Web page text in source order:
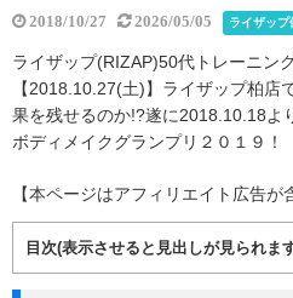
2018/10/27 2026/05/05 ライザップ
ライザップ(RIZAP)50代トレーニン
【2018.10.27(土)】ライザップ柏店
果を残せるのか!?遂に2018.10.18よ
ボディメイクグランプリ２０１９！
【本ページはアフィリエイト広告が
目次(表示させると見出しが見られま